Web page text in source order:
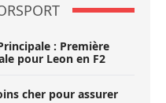
: Première
pour Leon en F2
cher pour assurer